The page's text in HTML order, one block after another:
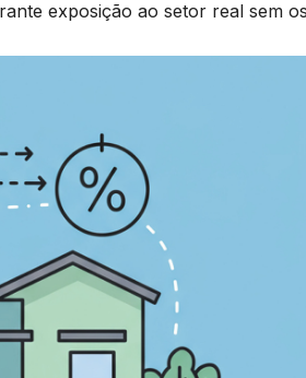
exposição ao setor real sem